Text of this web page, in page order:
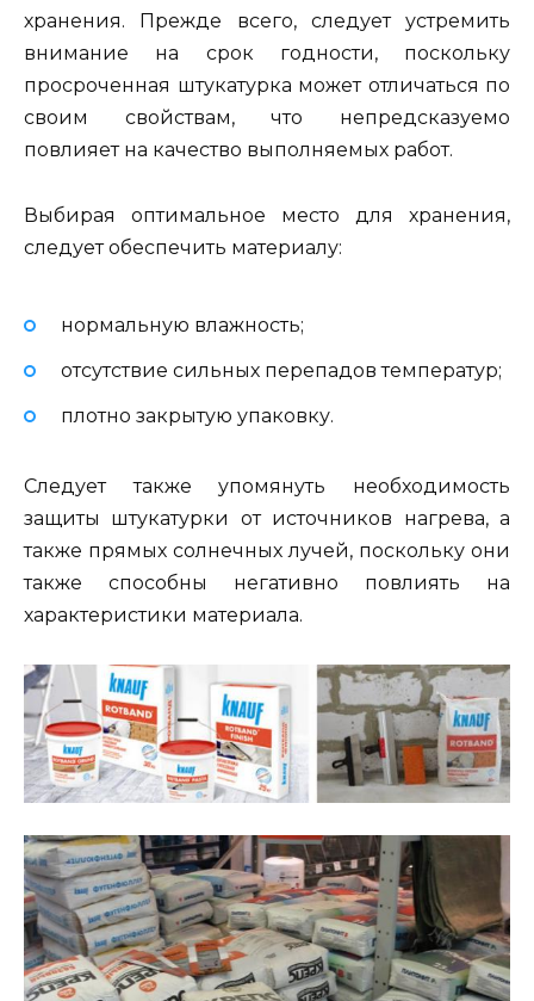
хранения. Прежде всего, следует устремить
внимание на срок годности, поскольку
просроченная штукатурка может отличаться по
своим свойствам, что непредсказуемо
повлияет на качество выполняемых работ.
Выбирая оптимальное место для хранения,
следует обеспечить материалу:
нормальную влажность;
отсутствие сильных перепадов температур;
плотно закрытую упаковку.
Следует также упомянуть необходимость
защиты штукатурки от источников нагрева, а
также прямых солнечных лучей, поскольку они
также способны негативно повлиять на
характеристики материала.